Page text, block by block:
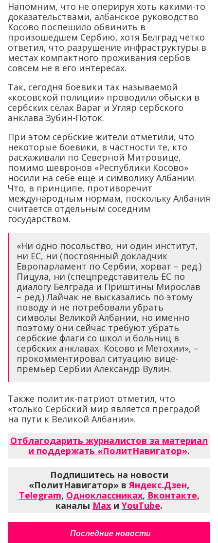
Напомним, что не оперируя хоть какими-то
доказательствами, албанское руководство
Косово поспешило обвинить в
произошедшем Сербию, хотя Белград четко
ответил, что разрушение инфраструктуры в
местах компактного проживания сербов
совсем не в его интересах.
Так, сегодня боевики так называемой
«косовской полиции» проводили обыски в
сербских сёлах Вараг и Угляр сербского
анклава Зубин-Поток.
При этом сербские жители отметили, что
некоторые боевики, в частности те, кто
расхаживали по Северной Митровице,
помимо шевронов «Республики Косово»
носили на себе ещё и символику Албании.
Что, в принципе, противоречит
международным нормам, поскольку Албания
считается отдельным соседним
государством.
«Ни одно посольство, ни один институт,
ни ЕС, ни (постоянный докладчик
Европарламент по Сербии, хорват – ред.)
Пицула, ни (спецпредставитель ЕС по
диалогу Белграда и Приштины Мирослав
– ред.) Лайчак не высказались по этому
поводу и не потребовали убрать
символы Великой Албании, но именно
поэтому они сейчас требуют убрать
сербские флаги со школ и больниц в
сербских анклавах Косово и Метохии», –
прокомментировал ситуацию вице-
премьер Сербии Александр Вулин.
Также политик-патриот отметил, что
«только Сербский мир является преградой
на пути к Великой Албании».
Отблагодарить журналистов за материал
и поддержать «ПолитНавигатор».
Подпишитесь на новости
«ПолитНавигатор» вЯндекс.Дзен,
Telegram, Одноклассниках, Вконтакте,
каналы Max и YouTube.
Последние новости